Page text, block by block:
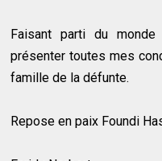
Faisant parti du
présenter toutes mes
famille de la défunte.
Repose en paix Foundi